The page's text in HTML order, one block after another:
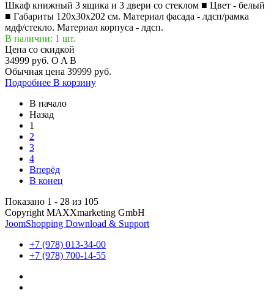
Шкаф книжный 3 ящика и 3 двери со стеклом ■ Цвет - белый
■ Габариты 120x30x202 см. Материал фасада - лдсп/рамка
мдф/стекло. Материал корпуса - лдсп.
В наличии: 1 шт.
Цена со скидкой
34999 руб. O A B
Обычная цена 39999 руб.
Подробнее В корзину
В начало
Назад
1
2
3
4
Вперёд
В конец
Показано 1 - 28 из 105
Copyright MAXXmarketing GmbH
JoomShopping Download & Support
+7 (978) 013-34-00
+7 (978) 700-14-55